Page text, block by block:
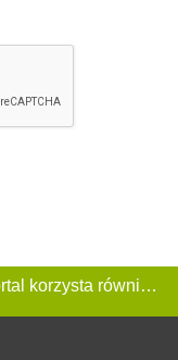
Ta Strona używa plików «cookies». Portal korzysta również z serwisu internetowego do zbierania danych technicznych o odwiedzających w celu uzyskania informacji marketingowych i statystycznych. Warunki przetwarzania danych odwiedzających Stronę, patrz: